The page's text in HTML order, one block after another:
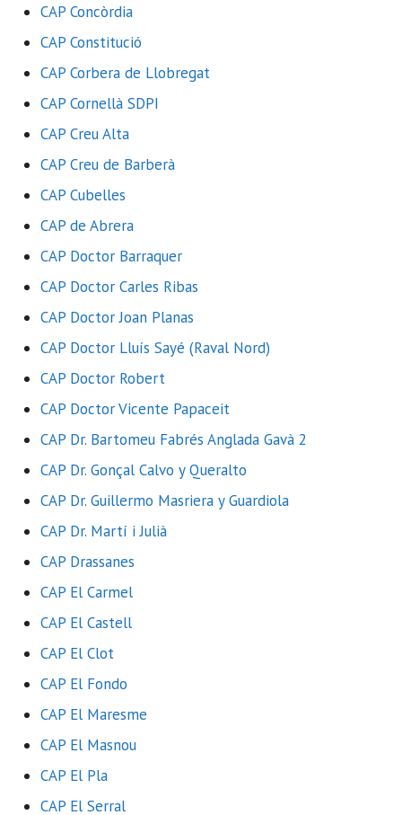
CAP Concòrdia
CAP Constitució
CAP Corbera de Llobregat
CAP Cornellà SDPI
CAP Creu Alta
CAP Creu de Barberà
CAP Cubelles
CAP de Abrera
CAP Doctor Barraquer
CAP Doctor Carles Ribas
CAP Doctor Joan Planas
CAP Doctor Lluís Sayé (Raval Nord)
CAP Doctor Robert
CAP Doctor Vicente Papaceit
CAP Dr. Bartomeu Fabrés Anglada Gavà 2
CAP Dr. Gonçal Calvo y Queralto
CAP Dr. Guillermo Masriera y Guardiola
CAP Dr. Martí i Julià
CAP Drassanes
CAP El Carmel
CAP El Castell
CAP El Clot
CAP El Fondo
CAP El Maresme
CAP El Masnou
CAP El Pla
CAP El Serral